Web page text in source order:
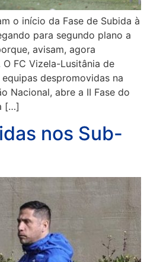
o início da Fase de Subida à
para segundo plano a
avisam, agora
FC Vizela-Lusitânia de
despromovidas na
Nacional, abre a II Fase do
[…]
nos Sub-